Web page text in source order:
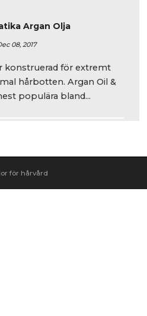
Argan Olja
08, 2017
konstruerad för extremt
hårbotten. Argan Oil &
populära bland...
för hårvård